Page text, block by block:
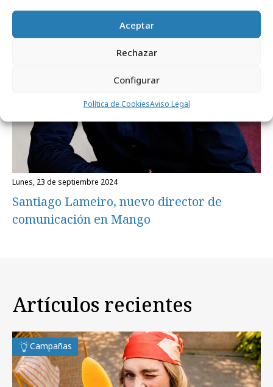
Aceptar
Rechazar
Configurar
Política de CookiesAviso Legal
lunes, 23 de septiembre 2024
Santiago Lameiro, nuevo director de
comunicación en Mango
Artículos recientes
Campañas